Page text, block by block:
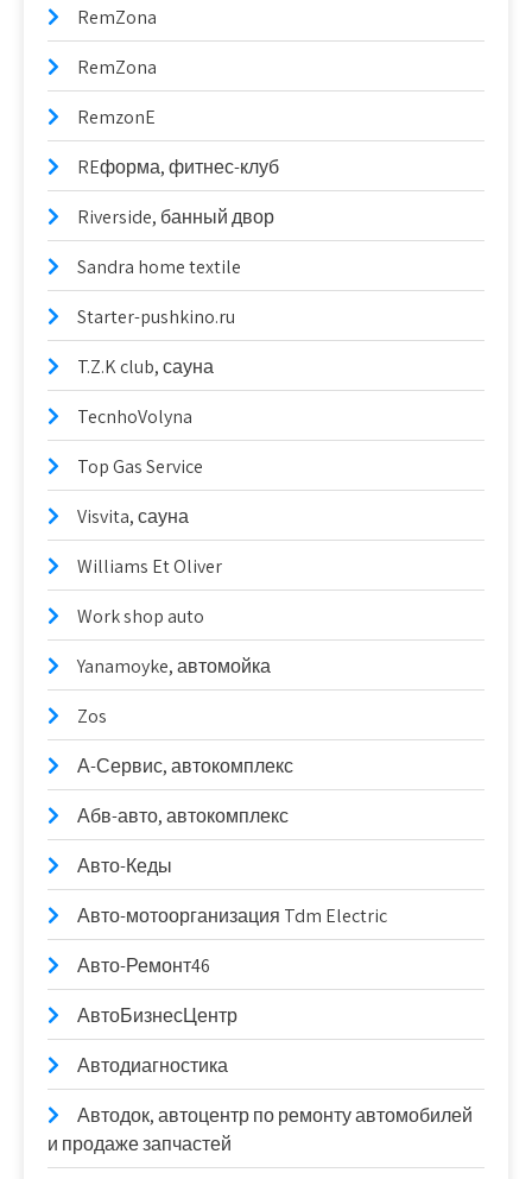
RemZona
RemZona
RemzonE
REформа, фитнес-клуб
Riverside, банный двор
Sandra home textile
Starter-pushkino.ru
T.Z.K club, сауна
TecnhoVolyna
Top Gas Service
Visvita, сауна
Williams Et Oliver
Work shop auto
Yanamoyke, автомойка
Zos
А-Сервис, автокомплекс
Абв-авто, автокомплекс
Авто-Кеды
Авто-мотоорганизация Tdm Electric
Авто-Ремонт46
АвтоБизнесЦентр
Автодиагностика
Автодок, автоцентр по ремонту автомобилей
и продаже запчастей